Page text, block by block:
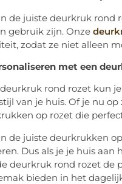
de juiste deurkruk rond
gebruik zijn. Onze
zodat ze niet alleen
met een
rond rozet kun
van je huis. Of je nu
op rozet die
de juiste deurkrukken
Dus als je je huis
deurkruk rond rozet de
bieden in het